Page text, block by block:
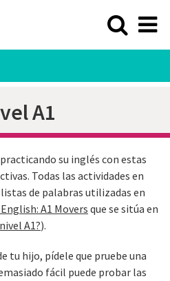
A1
su inglés con estas
Todas las actividades en
de palabras utilizadas en
A1 Movers que se sitúa en
A1?).
tu hijo, pídele que pruebe una
fácil puede probar las